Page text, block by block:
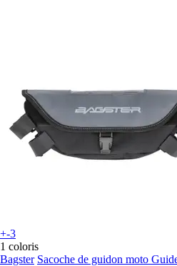
+-3
1 coloris
Bagster Sacoche de guidon moto